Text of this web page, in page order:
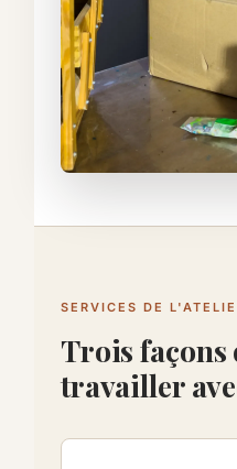
SERVICES DE
Trois façons
travailler